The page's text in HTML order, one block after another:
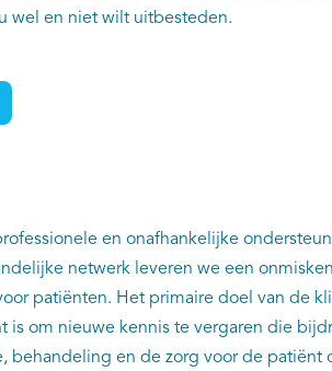
wel en niet wilt uitbesteden.
en onafhankelijke
netwerk leveren we een
patiënten. Het primaire doel van de
is om nieuwe kennis te vergaren die
behandeling en de zorg voor de patiënt